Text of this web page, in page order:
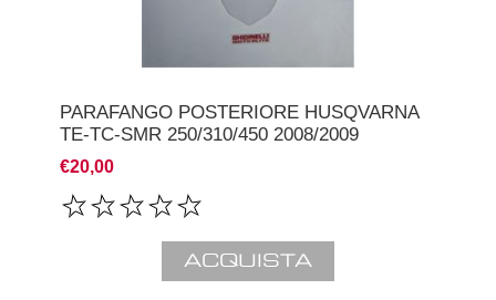
PARAFANGO POSTERIORE HUSQVARNA
TE-TC-SMR 250/310/450 2008/2009
€20,00